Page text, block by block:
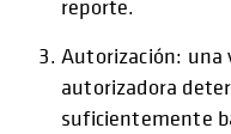
reporte.
Autorización: una
autorizadora
suficientemente